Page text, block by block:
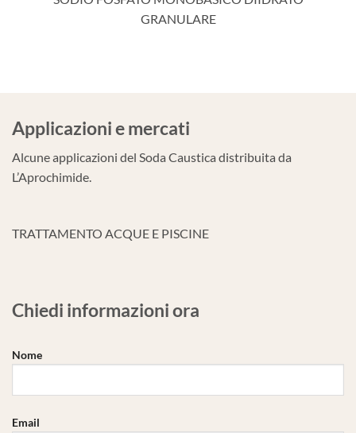
GRANULARE
Applicazioni e mercati
Alcune applicazioni del Soda Caustica distribuita da
L’Aprochimide.
TRATTAMENTO ACQUE E PISCINE
Chiedi informazioni ora
Nome
Email